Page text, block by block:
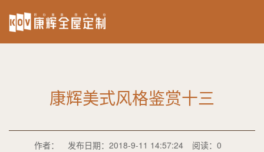
康辉美式风格鉴赏十三
作者： 发布日期：2018-9-11 14:57:24 阅读：0